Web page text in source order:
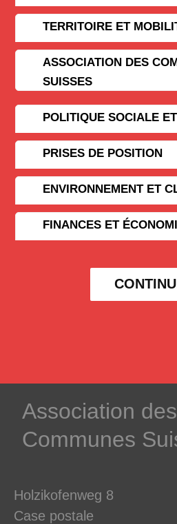
TERRITOIRE ET
ASSOCIATION DES
SUISSES
POLITIQUE SOCIALE
PRISES DE POSITION
ENVIRONNEMENT ET
FINANCES ET
­Association des­
Communes
Holzikofenweg 8
Case postale